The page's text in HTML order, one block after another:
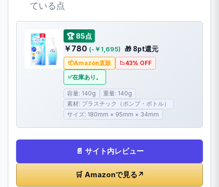
ている点
🏆 85点
￥780 (-￥1,695) 🎁 8pt還元
Amazon直販
43% OFF
在庫あり。
容量: 140g
重量: 140g
素材: プラスチック（ポンプ・ボトル）
サイズ: 180mm × 95mm × 34mm
📄 サイト内レビュー
🛒 Amazonで見る ↗